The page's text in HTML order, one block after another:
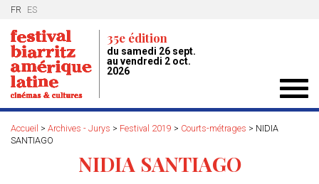
FR ES
35e édition
du samedi 26 sept.
au vendredi 2 oct.
2026
Accueil > Archives - Jurys > Festival 2019 > Courts-métrages > NIDIA
SANTIAGO
NIDIA SANTIAGO